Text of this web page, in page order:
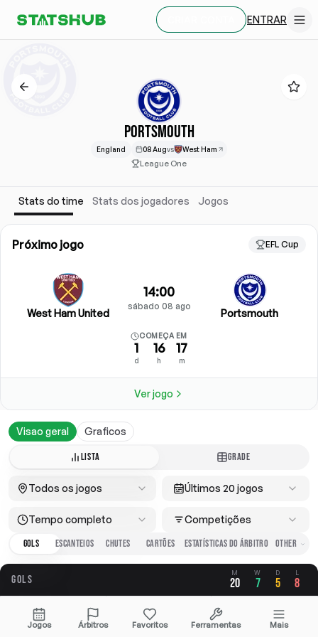
ENTRAR
PORTSMOUTH
England 08 Augvs West Ham
League One
Stats do time Stats dos jogadores Jogos
Próximo jogo EFL Cup
West Ham United
14:00
sábado 08 ago
Portsmouth
COMEÇA EM
1
d
16
h
17
m
Ver jogo
Visao geral Graficos
LISTA GRADE
Todos os jogos Últimos 20 jogos
Tempo completo
Competições
GOLS
ESCANTEIOS CHUTES CARTÕES ESTATÍSTICAS DO ÁRBITRO
GOLS M
20
W
7
D
5
L
8
GERAL
2.70
A FAVOR
1.30
CONTRA
1.40
Jogos Árbitros Favoritos Ferramentas Mais